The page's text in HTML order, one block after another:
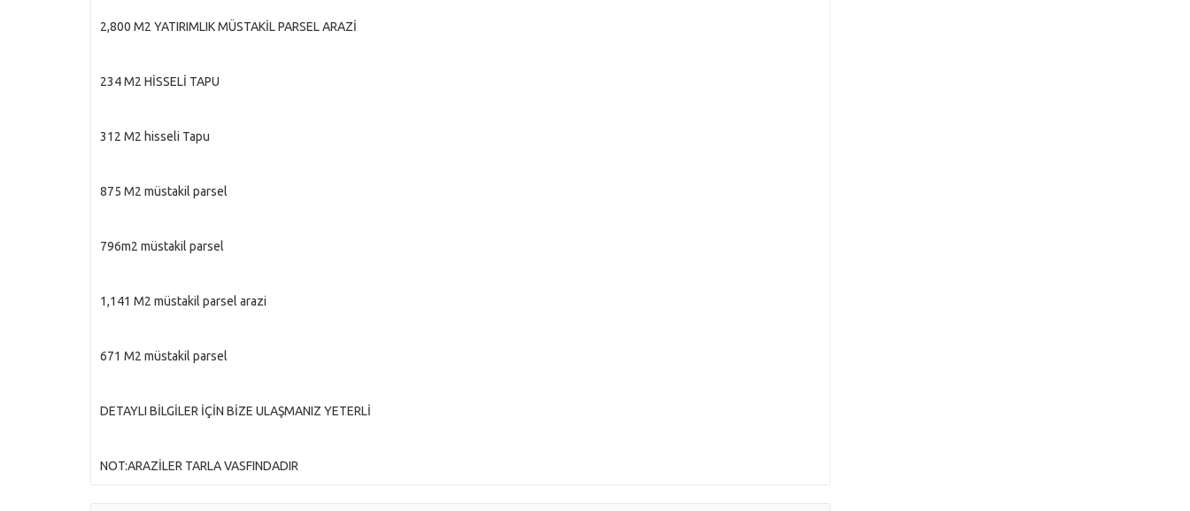
2,800 M2 YATIRIMLIK MÜSTAKİL PARSEL ARAZİ
234 M2 HİSSELİ TAPU
312 M2 hisseli Tapu
875 M2 müstakil parsel
796m2 müstakil parsel
1,141 M2 müstakil parsel arazi
671 M2 müstakil parsel
DETAYLI BİLGİLER İÇİN BİZE ULAŞMANIZ YETERLİ
NOT:ARAZİLER TARLA VASFINDADIR